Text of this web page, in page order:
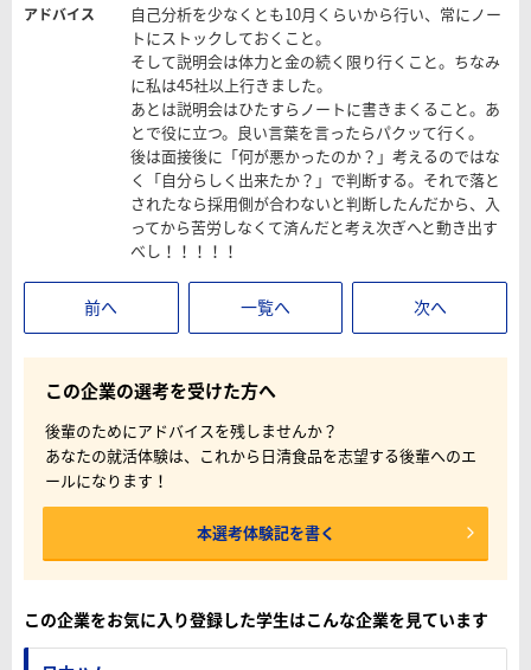
アドバイス
自己分析を少なくとも10月くらいから行い、常にノー
トにストックしておくこと。
そして説明会は体力と金の続く限り行くこと。ちなみ
に私は45社以上行きました。
あとは説明会はひたすらノートに書きまくること。あ
とで役に立つ。良い言葉を言ったらパクッて行く。
後は面接後に「何が悪かったのか？」考えるのではな
く「自分らしく出来たか？」で判断する。それで落と
されたなら採用側が合わないと判断したんだから、入
ってから苦労しなくて済んだと考え次ぎへと動き出す
べし！！！！！
前へ 一覧へ 次へ
この企業の選考を受けた方へ
後輩のためにアドバイスを残しませんか？
あなたの就活体験は、これから日清食品を志望する後輩へのエ
ールになります！
本選考体験記を書く
この企業をお気に入り登録した学生はこんな企業を見ています